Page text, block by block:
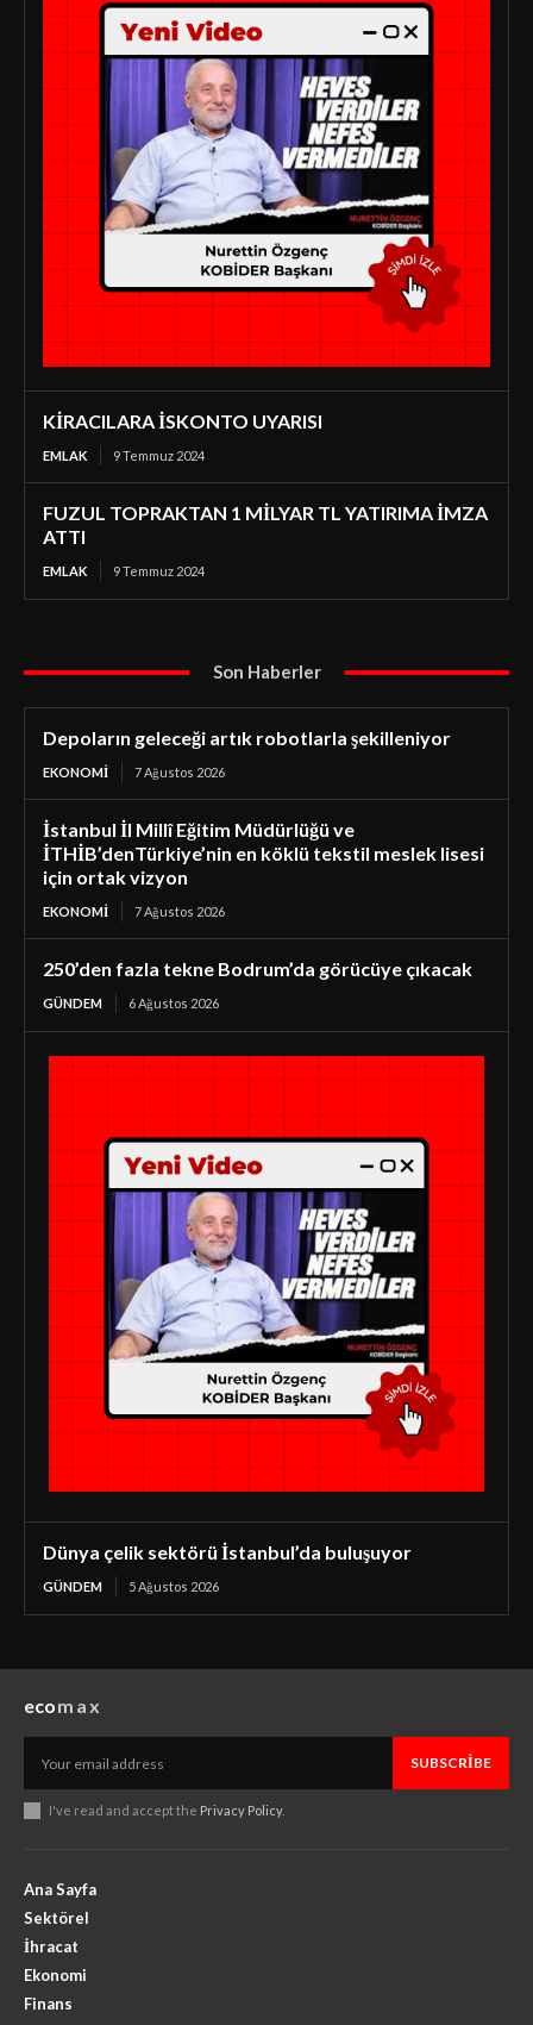
KİRACILARA İSKONTO UYARISI
EMLAK 9 Temmuz 2024
FUZUL TOPRAKTAN 1 MİLYAR TL YATIRIMA İMZA
ATTI
EMLAK 9 Temmuz 2024
Son Haberler
Depoların geleceği artık robotlarla şekilleniyor
EKONOMI 7 Ağustos 2026
İstanbul İl Millî Eğitim Müdürlüğü ve
İTHİB’denTürkiye’nin en köklü tekstil meslek lisesi
için ortak vizyon
EKONOMI 7 Ağustos 2026
250’den fazla tekne Bodrum’da görücüye çıkacak
GÜNDEM 6 Ağustos 2026
Dünya çelik sektörü İstanbul’da buluşuyor
GÜNDEM 5 Ağustos 2026
ecomax
SUBSCRIBE
I've read and accept the Privacy Policy.
Ana Sayfa
Sektörel
İhracat
Ekonomi
Finans